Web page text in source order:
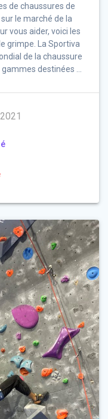
de chaussures de
le marché de la
vous aider, voici les
grimpe. La Sportiva
de la chaussure
destinées …